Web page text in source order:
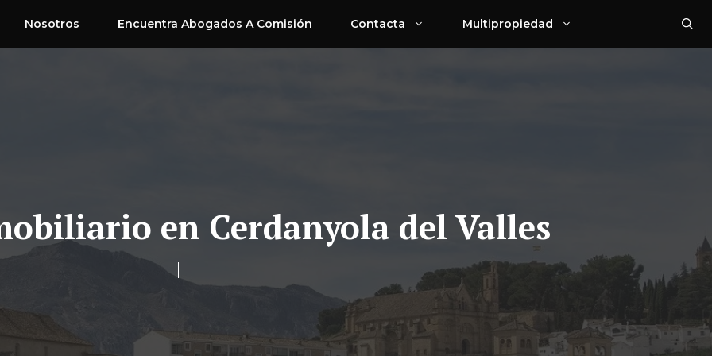
Nosotros Encuentra Abogados A Comisión Contacta Multipropiedad
en Cerdanyola del Valles